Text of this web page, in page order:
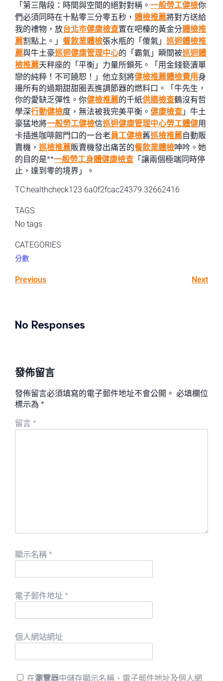
「第三階段：時間與空間的絕對對稱。 一般勞工健檢你
們必須同時在十點零三分零五秒， 體檢推薦將對方送給
我的禮物，放台北巿健康檢查置在吧檯的黃金分體檢推
薦割點上。」 餐飲業體檢張水瓶的「傻氣」 巡迴體檢推
薦與牛土豪巡迴健康管理中心的「霸氣」瞬間被巡迴體
檢推薦天秤座的「平衡」力量所鎖死。「用金錢褻瀆單
戀的純粹！不可饒恕！」他立刻將健檢推薦體檢費用 身
邊所有的過期甜甜圈丟進調節器的燃料口。「牛先生，
你的愛缺乏彈性。你健檢推薦的千紙供膳檢查鶴沒有哲
學深行動健檢度，無法被我完美平衡。 健康檢查 」牛土
豪猛地將一般勞工健檢信巡迴健康管理中心勞工體健用
卡插進咖啡館門口的一台老員工健檢舊巡檢推薦自動販
賣機， 巡檢推薦販賣機發出痛苦的餐飲業體檢呻吟。她
的目的是**一般勞工身體健康檢查 「讓兩個極端同時停
止，達到零的境界」。
TC:healthcheck123 6a0f2fcac24379.32662416
TAGS
No tags
CATEGORIES
分數
Previous Next
No Responses
發佈留言
發佈留言必須填寫的電子郵件地址不會公開。 必填欄位
標示為 *
留言 *
顯示名稱 *
電子郵件地址 *
個人網站網址
在瀏覽器中儲存顯示名稱、電子郵件地址及個人網